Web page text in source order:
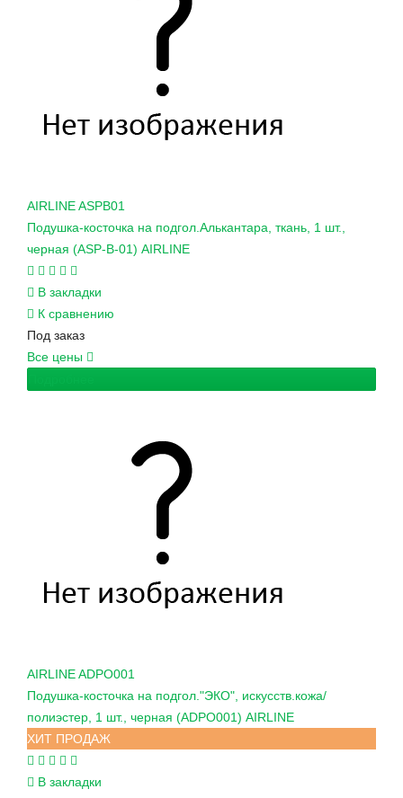
AIRLINEASPB01
Подушка-косточка на подгол.Алькантара, ткань, 1 шт.,
черная (ASP-B-01) AIRLINE
В закладки
К сравнению
Под заказ
Все цены
AIRLINEADPO001
Подушка-косточка на подгол."ЭКО", искусств.кожа/
полиэстер, 1 шт., черная (ADPO001) AIRLINE
ХИТ ПРОДАЖ
В закладки